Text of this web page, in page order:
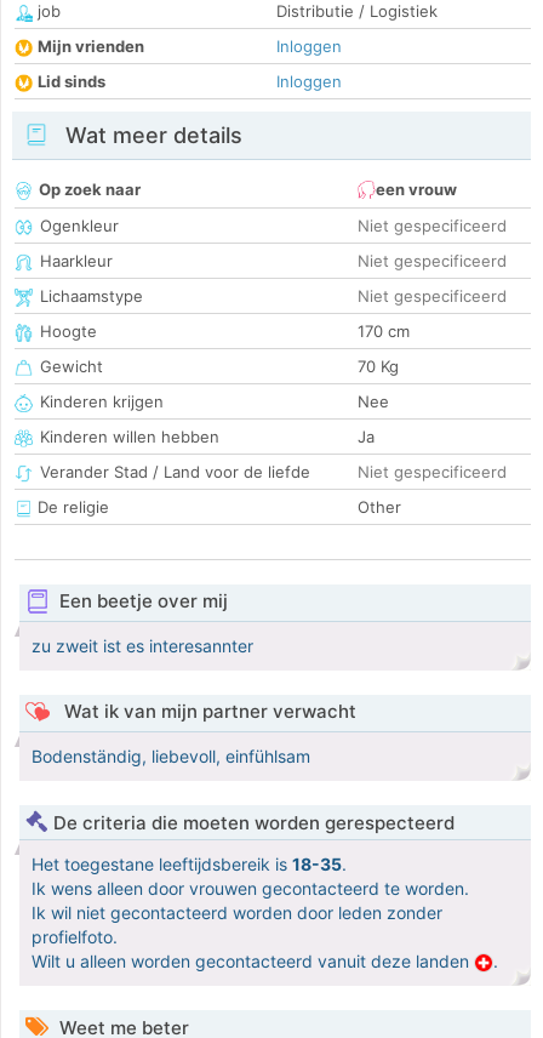
job
Distributie / Logistiek
Mijn vrienden
Inloggen
Lid sinds
Inloggen
Wat meer details
Op zoek naar
een vrouw
Ogenkleur
Niet gespecificeerd
Haarkleur
Niet gespecificeerd
Lichaamstype
Niet gespecificeerd
Hoogte
170 cm
Gewicht
70 Kg
Kinderen krijgen
Nee
Kinderen willen hebben
Ja
Verander Stad / Land voor de liefde
Niet gespecificeerd
De religie
Other
Een beetje over mij
zu zweit ist es interesannter
Wat ik van mijn partner verwacht
Bodenständig, liebevoll, einfühlsam
De criteria die moeten worden gerespecteerd
Het toegestane leeftijdsbereik is 18-35.
Ik wens alleen door vrouwen gecontacteerd te worden.
Ik wil niet gecontacteerd worden door leden zonder
profielfoto.
Wilt u alleen worden gecontacteerd vanuit deze landen
.
Weet me beter